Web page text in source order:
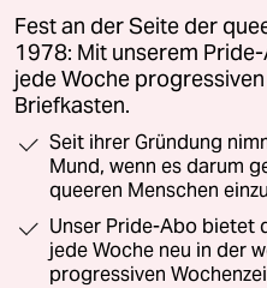
Fest an der Seite der
1978: Mit unserem
jede Woche
Briefkasten.
Seit ihrer Gründung
Mund, wenn es darum
queeren Menschen
Unser Pride-Abo bietet
jede Woche neu in der
progressiven